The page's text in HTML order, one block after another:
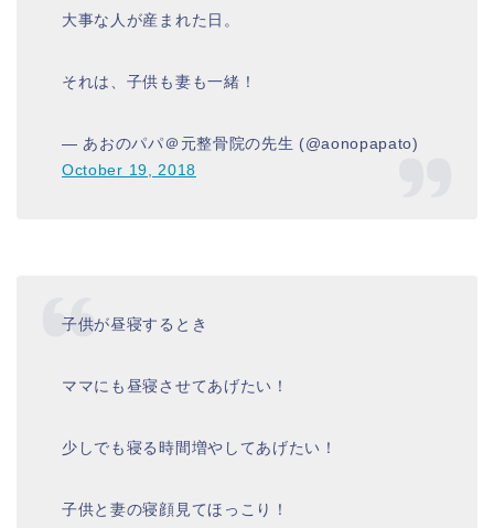
大事な人が産まれた日。
それは、子供も妻も一緒！
— あおのパパ＠元整骨院の先生 (@aonopapato)
October 19, 2018
子供が昼寝するとき
ママにも昼寝させてあげたい！
少しでも寝る時間増やしてあげたい！
子供と妻の寝顔見てほっこり！